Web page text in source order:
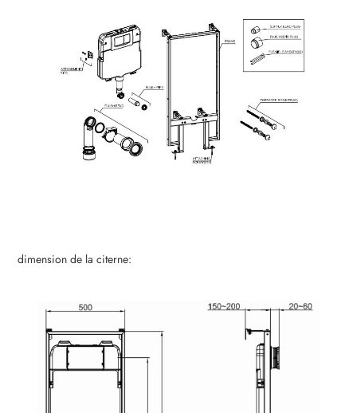
dimension de la citerne: